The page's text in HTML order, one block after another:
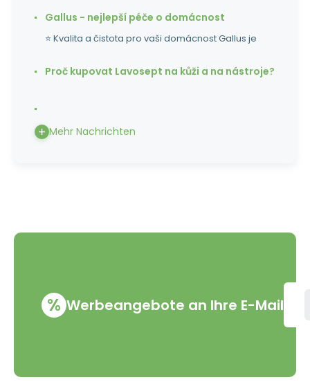
Gallus - nejlepší péče o domácnost
⭐ Kvalita a čistota pro vaši domácnost Gallus je
Proč kupovat Lavosept na kůži a na nástroje?
Mehr Nachrichten
% Werbeangebote an Ihre E-Mail